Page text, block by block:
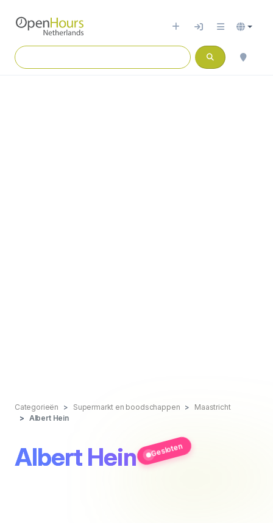
Categorieën Supermarkt en boodschappen
Maastricht
Albert Hein
Albert Hein Gesloten